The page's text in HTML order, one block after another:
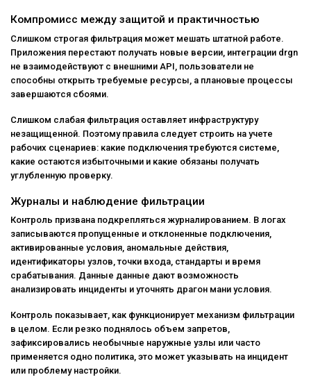
Компромисс между защитой и практичностью
Слишком строгая фильтрация может мешать штатной работе.
Приложения перестают получать новые версии, интеграции drgn
не взаимодействуют с внешними API, пользователи не
способны открыть требуемые ресурсы, а плановые процессы
завершаются сбоями.
Слишком слабая фильтрация оставляет инфраструктуру
незащищенной. Поэтому правила следует строить на учете
рабочих сценариев: какие подключения требуются системе,
какие остаются избыточными и какие обязаны получать
углубленную проверку.
Журналы и наблюдение фильтрации
Контроль призвана подкрепляться журналированием. В логах
записываются пропущенные и отклоненные подключения,
активированные условия, аномальные действия,
идентификаторы узлов, точки входа, стандарты и время
срабатывания. Данные данные дают возможность
анализировать инциденты и уточнять драгон мани условия.
Контроль показывает, как функционирует механизм фильтрации
в целом. Если резко поднялось объем запретов,
зафиксировались необычные наружные узлы или часто
применяется одно политика, это может указывать на инцидент
или проблему настройки.